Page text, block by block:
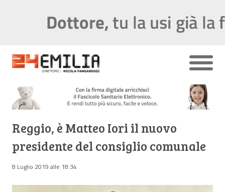
Reggio, è Matteo Iori il nuovo
presidente del consiglio comunale
8 Luglio 2019 alle 18:34